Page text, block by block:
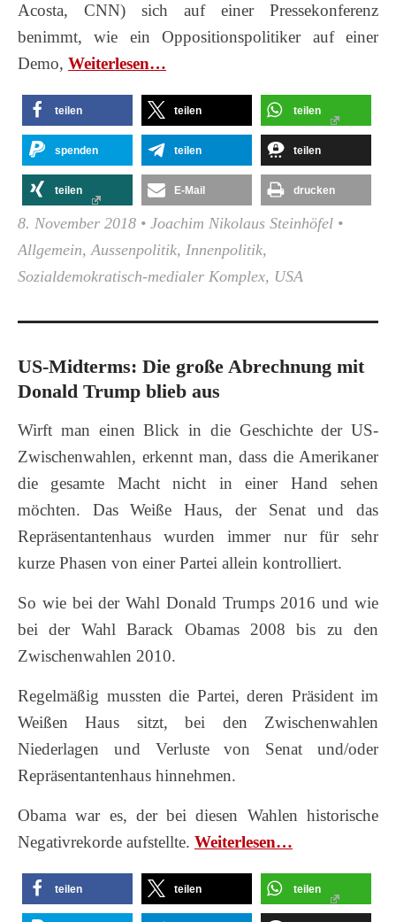
Acosta, CNN) sich auf einer Pressekonferenz
benimmt, wie ein Oppositionspolitiker auf einer
Demo, Wei­ter­le­sen…
teilen teilen teilen
spenden teilen teilen
teilen E-Mail drucken
8. November 2018 • Joachim Nikolaus Steinhöfel •
Allgemein,Aussenpolitik, Innenpolitik,
Sozialdemokratisch-medialer Komplex, USA
US-Midterms: Die große Abrechnung mit
Donald Trump blieb aus
Wirft man einen Blick in die Geschichte der US-
Zwischenwahlen, erkennt man, dass die Amerikaner
die gesamte Macht nicht in einer Hand sehen
möchten. Das Weiße Haus, der Senat und das
Repräsentantenhaus wurden immer nur für sehr
kurze Phasen von einer Partei allein kontrolliert.
So wie bei der Wahl Donald Trumps 2016 und wie
bei der Wahl Barack Obamas 2008 bis zu den
Zwischenwahlen 2010.
Regelmäßig mussten die Partei, deren Präsident im
Weißen Haus sitzt, bei den Zwischenwahlen
Niederlagen und Verluste von Senat und/oder
Repräsentantenhaus hinnehmen.
Obama war es, der bei diesen Wahlen historische
Negativrekorde aufstellte. Wei­ter­le­sen…
teilen teilen teilen